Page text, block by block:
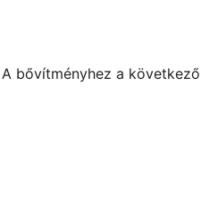
bővítményhez a következő